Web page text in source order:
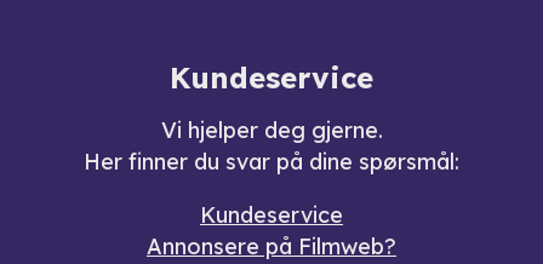
Kundeservice
Vi hjelper deg gjerne.
Her finner du svar på dine spørsmål:
Kundeservice
Annonsere på Filmweb?